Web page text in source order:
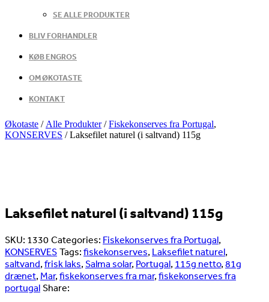
SE ALLE PRODUKTER
BLIV FORHANDLER
KØB ENGROS
OM ØKOTASTE
KONTAKT
Økotaste / Alle Produkter/Fiskekonserves fra Portugal,
KONSERVES /Laksefilet naturel (i saltvand) 115g
Laksefilet naturel (i saltvand) 115g
SKU: 1330 Categories: Fiskekonserves fra Portugal,
KONSERVES Tags: fiskekonserves, Laksefilet naturel,
saltvand, frisk laks, Salma solar, Portugal, 115g netto, 81g
drænet, Mar, fiskekonserves fra mar, fiskekonserves fra
portugal Share: